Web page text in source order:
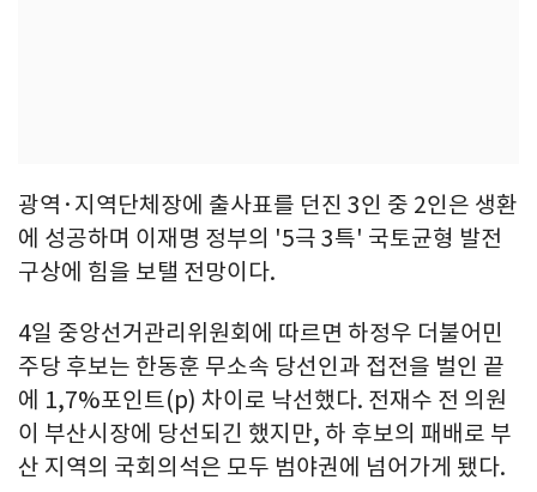
광역·지역단체장에 출사표를 던진 3인 중 2인은 생환
에 성공하며 이재명 정부의 '5극 3특' 국토균형 발전
구상에 힘을 보탤 전망이다.
4일 중앙선거관리위원회에 따르면 하정우 더불어민
주당 후보는 한동훈 무소속 당선인과 접전을 벌인 끝
에 1,7%포인트(p) 차이로 낙선했다. 전재수 전 의원
이 부산시장에 당선되긴 했지만, 하 후보의 패배로 부
산 지역의 국회의석은 모두 범야권에 넘어가게 됐다.